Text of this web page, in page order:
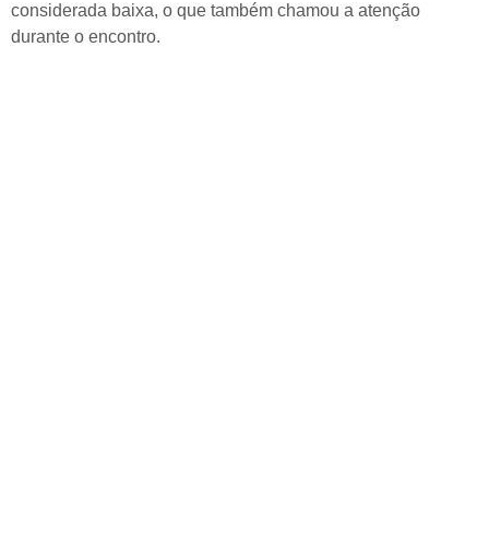
considerada baixa, o que também chamou a atenção
durante o encontro.